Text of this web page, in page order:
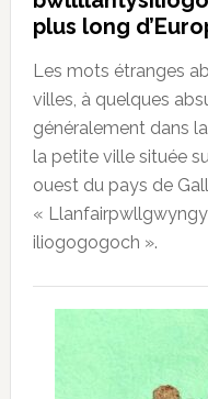
plus long
Les mots étranges
villes, à quelques
généralement dans
la petite ville située
ouest du pays de
«
iliogogogoch ».